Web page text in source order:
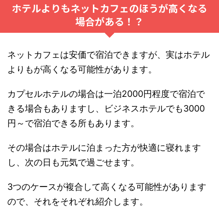
ホテルよりもネットカフェのほうが高くなる
場合がある！？
ネットカフェは安価で宿泊できますが、実はホテル
よりもが高くなる可能性があります。
カプセルホテルの場合は一泊2000円程度で宿泊で
きる場合もありますし、ビジネスホテルでも3000
円～で宿泊できる所もあります。
その場合はホテルに泊まった方が快適に寝れます
し、次の日も元気で過ごせます。
3つのケースが複合して高くなる可能性があります
ので、それをそれぞれ紹介します。